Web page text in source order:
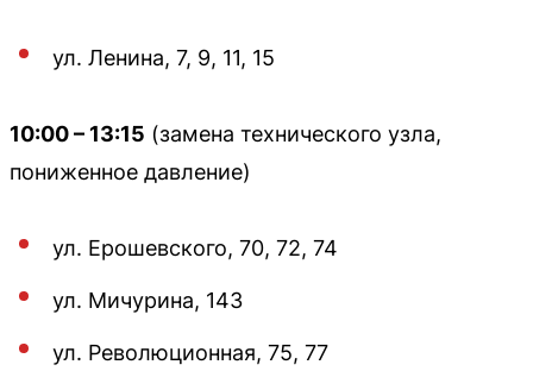
ул. Ленина, 7, 9, 11, 15
10:00 – 13:15 (замена технического узла,
пониженное давление)
ул. Ерошевского, 70, 72, 74
ул. Мичурина, 143
ул. Революционная, 75, 77